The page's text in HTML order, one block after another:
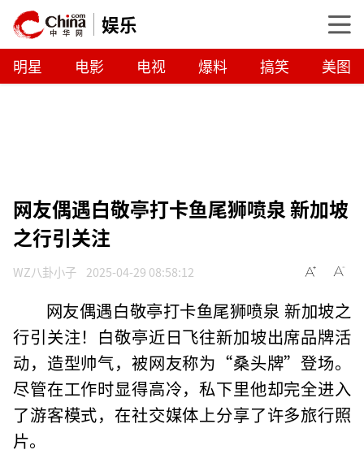
娱乐
明星 电影 电视 爆料 搞笑 美图
网友偶遇白敬亭打卡鱼尾狮喷泉 新加坡
之行引关注
WZ八卦小子 2025-04-29 08:58:12
网友偶遇白敬亭打卡鱼尾狮喷泉 新加坡之
行引关注！白敬亭近日飞往新加坡出席品牌活
动，造型帅气，被网友称为“桑头牌”登场。
尽管在工作时显得高冷，私下里他却完全进入
了游客模式，在社交媒体上分享了许多旅行照
片。